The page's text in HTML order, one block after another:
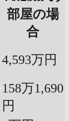
部屋の場
合
4,593万円
158万1,690
円